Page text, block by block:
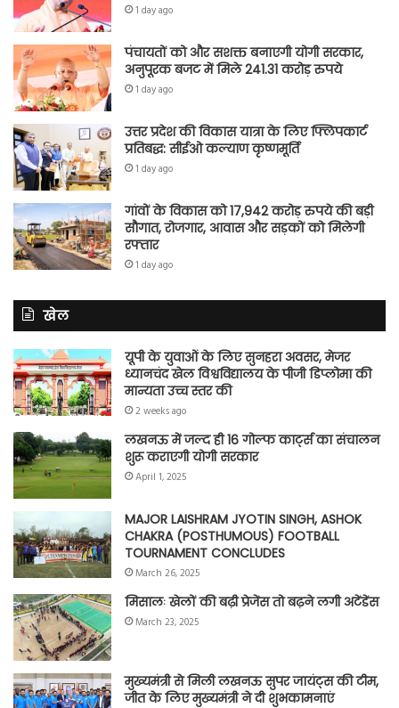
1 day ago
पंचायतों को और सशक्त बनाएगी योगी सरकार,
अनुपूरक बजट में मिले 241.31 करोड़ रुपये
1 day ago
उत्तर प्रदेश की विकास यात्रा के लिए फ्लिपकार्ट
प्रतिबद्ध: सीईओ कल्याण कृष्णमूर्ति
1 day ago
गांवों के विकास को 17,942 करोड़ रुपये की बड़ी
सौगात, रोजगार, आवास और सड़कों को मिलेगी
रफ्तार
1 day ago
खेल
यूपी के युवाओं के लिए सुनहरा अवसर, मेजर
ध्यानचंद खेल विश्वविद्यालय के पीजी डिप्लोमा की
मान्यता उच्च स्तर की
2 weeks ago
लखनऊ में जल्द ही 16 गोल्फ कार्ट्स का संचालन
शुरू कराएगी योगी सरकार
April 1, 2025
MAJOR LAISHRAM JYOTIN SINGH, ASHOK
CHAKRA (POSTHUMOUS) FOOTBALL
TOURNAMENT CONCLUDES
March 26, 2025
मिसालः खेलों की बढ़ी प्रेजेंस तो बढ़ने लगी अटेंडेंस
March 23, 2025
मुख्यमंत्री से मिली लखनऊ सुपर जायंट्स की टीम,
जीत के लिए मुख्यमंत्री ने दी शुभकामनाएं